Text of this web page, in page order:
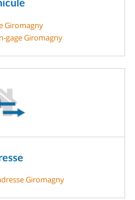
Giromagny
gage Giromagny
Giromagny